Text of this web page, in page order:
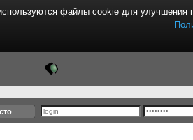
файлы cookie для улучшения